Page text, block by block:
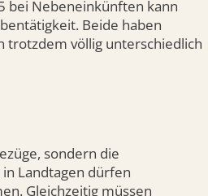
bei Nebeneinkünften kann
Beide haben
trotzdem völlig unterschiedlich
sondern die
Landtagen dürfen
Gleichzeitig müssen